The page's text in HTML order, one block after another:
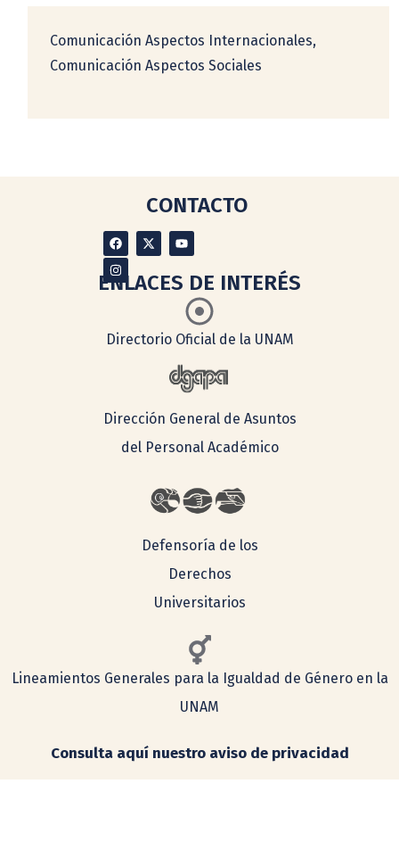
Comunicación Aspectos Internacionales,
Comunicación Aspectos Sociales
CONTACTO
ENLACES DE INTERÉS
Directorio Oficial de la UNAM
Dirección General de Asuntos
del Personal Académico
Defensoría de los
Derechos
Universitarios
Lineamientos Generales para la Igualdad de Género en la
UNAM
Consulta aquí nuestro aviso de privacidad